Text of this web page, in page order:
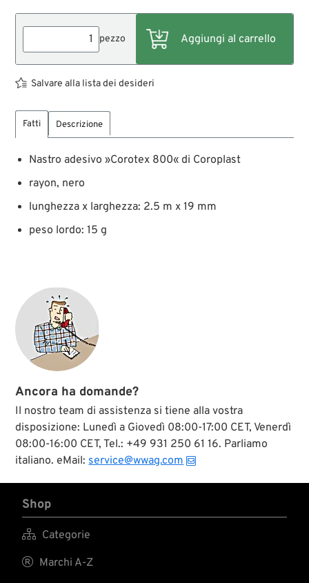
pezzo
Salvare alla lista dei desideri
Fatti Descrizione
Nastro adesivo »Corotex 800« di Coroplast
rayon, nero
lunghezza x larghezza: 2.5 m x 19 mm
peso lordo: 15 g
Ancora ha domande?
Il nostro team di assistenza si tiene alla vostra
disposizione: Lunedì a Giovedì 08:00-17:00 CET, Venerdì
08:00-16:00 CET, Tel.: +49 931 250 61 16. Parliamo
italiano. eMail:service@wwag.com
Shop
 Categorie
 Marchi A-Z